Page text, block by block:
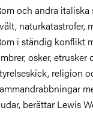
och andra
naturkatastrofer,
i ständig konflikt
osker,
religion
berättar Lewis